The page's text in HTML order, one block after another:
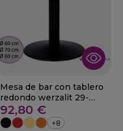
Mesa de bar con tablero
redondo werzalit 29-
Selaya
92,80 €
+8